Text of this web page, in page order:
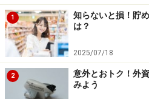
典航空券に必要なマイル数を
よりますが、JALの方が
ル、 東京－札幌間では最大
ます。
1
知らないと損！貯
は？
2025/07/18
2
意外とおトク！外
みよう